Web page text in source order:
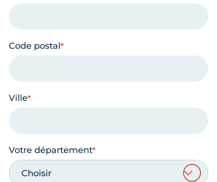
Code postal
Ville
Votre département
Choisir